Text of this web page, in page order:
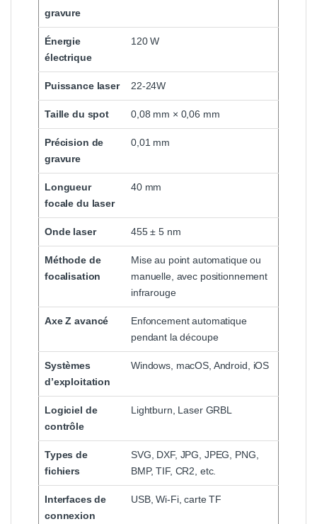
gravure
Énergie
électrique
120 W
Puissance laser 22-24W
Taille du spot 0,08 mm × 0,06 mm
Précision de
gravure
0,01 mm
Longueur
focale du laser
40 mm
Onde laser 455 ± 5 nm
Méthode de
focalisation
Mise au point automatique ou
manuelle, avec positionnement
infrarouge
Axe Z avancé
Enfoncement automatique
pendant la découpe
Systèmes
d’exploitation
Windows, macOS, Android, iOS
Logiciel de
contrôle
Lightburn, Laser GRBL
Types de
fichiers
SVG, DXF, JPG, JPEG, PNG,
BMP, TIF, CR2, etc.
Interfaces de
connexion
USB, Wi-Fi, carte TF